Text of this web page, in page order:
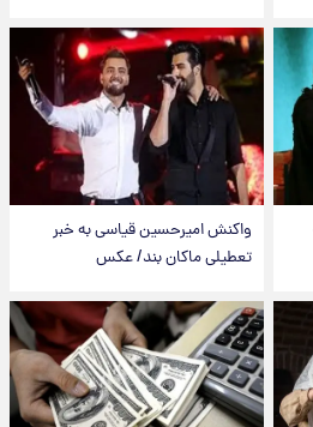
واکنش امیرحسین قیاسی به خبر
تعطیلی ماکان بند/ عکس